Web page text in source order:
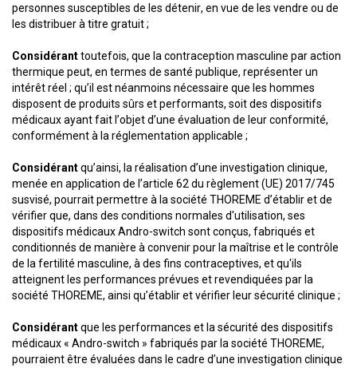
personnes susceptibles de les détenir, en vue de les vendre ou de
les distribuer à titre gratuit ;
Considéranttoutefois, que la contraception masculine par action
thermique peut, en termes de santé publique, représenter un
intérêt réel ; qu’il est néanmoins nécessaire que les hommes
disposent de produits sûrs et performants, soit des dispositifs
médicaux ayant fait l’objet d’une évaluation de leur conformité,
conformément à la réglementation applicable ;
Considérantqu’ainsi, la réalisation d’une investigation clinique,
menée en application de l’article 62 du règlement (UE) 2017/745
susvisé, pourrait permettre à la société THOREME d’établir et de
vérifier que, dans des conditions normales d'utilisation, ses
dispositifs médicaux Andro-switch sont conçus, fabriqués et
conditionnés de manière à convenir pour la maîtrise et le contrôle
de la fertilité masculine, à des fins contraceptives, et qu'ils
atteignent les performances prévues et revendiquées par la
société THOREME, ainsi qu’établir et vérifier leur sécurité clinique ;
Considérantque les performances et la sécurité des dispositifs
médicaux « Andro-switch » fabriqués par la société THOREME,
pourraient être évaluées dans le cadre d’une investigation clinique